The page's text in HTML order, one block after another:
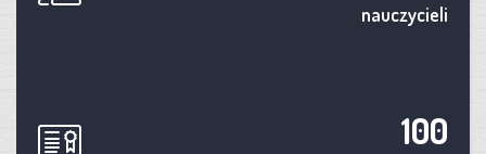
nauczycieli
100